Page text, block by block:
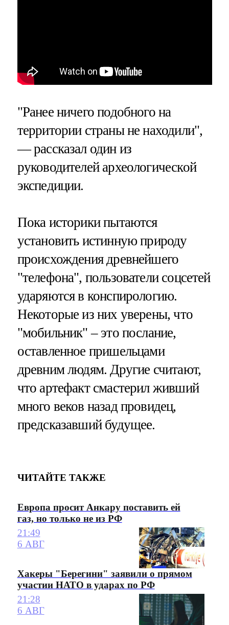
"Ранее ничего подобного на
территории страны не находили",
— рассказал один из
руководителей археологической
экспедиции.
Пока историки пытаются
установить истинную природу
происхождения древнейшего
"телефона", пользователи соцсетей
ударяются в конспирологию.
Некоторые из них уверены, что
"мобильник" – это послание,
оставленное пришельцами
древним людям. Другие считают,
что артефакт смастерил живший
много веков назад провидец,
предсказавший будущее.
ЧИТАЙТЕ ТАКЖЕ
Европа просит Анкару поставить ей
газ, но только не из РФ
21:49
6 АВГ
Хакеры "Берегини" заявили о прямом
участии НАТО в ударах по РФ
21:28
6 АВГ